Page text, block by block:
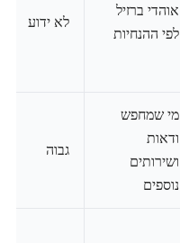
אוהדי ברזיל
לפי ההנחיות
לא ידוע
מי שמחפש
ודאות
ושירותים
נוספים
גבוה